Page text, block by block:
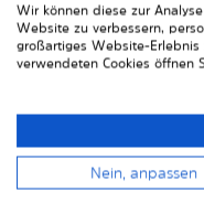
Wir können diese zur
Website zu verbessern,
großartiges Website-
verwendeten Cookies öffnen
Nein, anpassen